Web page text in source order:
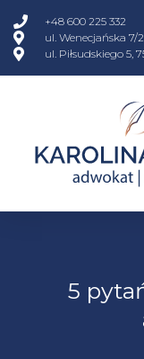
+48 600 225 332
ul. Wenecjańska 7/
ul. Piłsudskiego 5,
5